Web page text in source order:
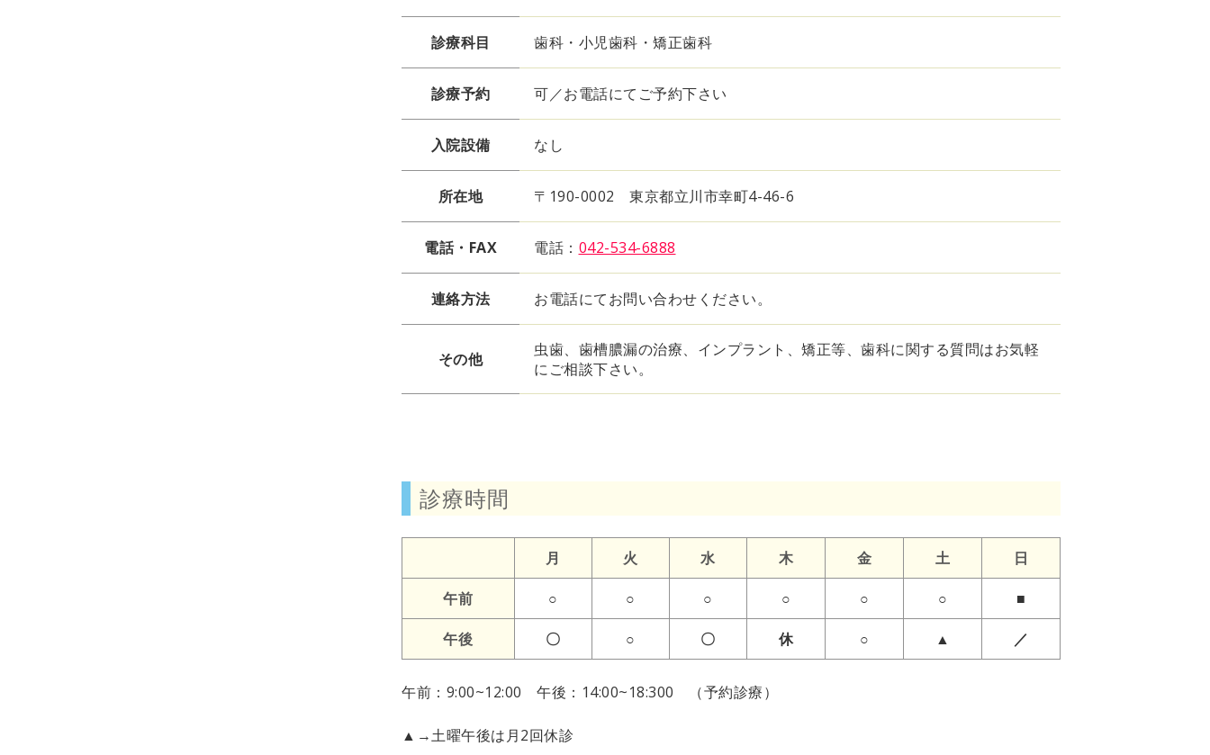
診療科目 歯科・小児歯科・矯正歯科
診療予約 可／お電話にてご予約下さい
入院設備 なし
所在地 〒190-0002 東京都立川市幸町4-46-6
電話・FAX 電話： 042-534-6888
連絡方法 お電話にてお問い合わせください。
その他
虫歯、歯槽膿漏の治療、インプラント、矯正等、歯科に関する質問はお気軽
にご相談下さい。
診療時間
月 火 水 木 金 土 日
午前 ○ ○ ○ ○ ○ ○ ■
午後 〇 ○ 〇 休 ○ ▲ ／
午前：9:00~12:00 午後：14:00~18:300 （予約診療）
▲→土曜午後は月2回休診